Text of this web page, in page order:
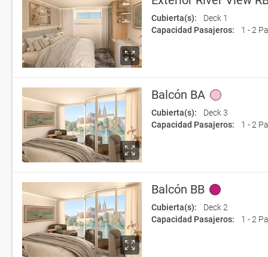
Cubierta(s):
Deck 1
Capacidad Pasajeros:
1 - 2
Balcón BA
Cubierta(s):
Deck 3
Capacidad Pasajeros:
1 - 2
Balcón BB
Cubierta(s):
Deck 2
Capacidad Pasajeros:
1 - 2